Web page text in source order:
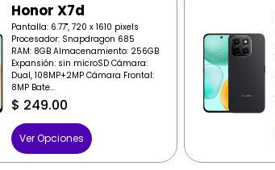
Honor X7d
Pantalla: 6.77", 720 x 1610 pixels
Procesador: Snapdragon 685
RAM: 8GB Almacenamiento: 256GB
Expansión: sin microSD Cámara:
Dual, 108MP+2MP Cámara Frontal:
8MP Bate...
$ 249.00
Ver Opciones